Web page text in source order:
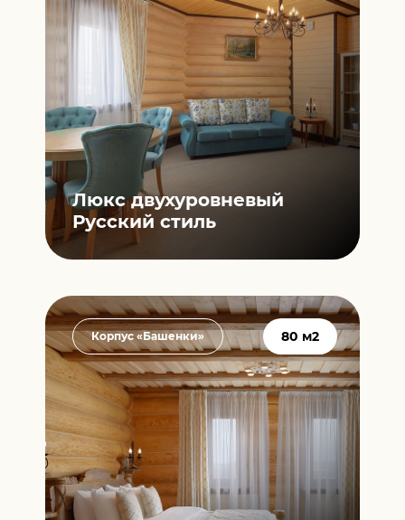
Люкс двухуровневый
Русский стиль
Корпус «Башенки» 80 м2